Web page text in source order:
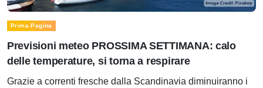
Prima Pagina
Previsioni meteo PROSSIMA SETTIMANA: calo
delle temperature, si torna a respirare
Grazie a correnti fresche dalla Scandinavia diminuiranno i